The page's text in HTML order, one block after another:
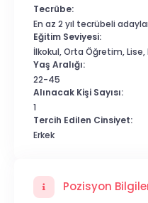
Tecrübe:
En az 2 yıl tecrübeli
Eğitim Seviyesi:
İlkokul, Orta Öğretim, Lise,
Yaş Aralığı:
22-45
Alınacak Kişi Sayısı:
1
Tercih Edilen Cinsiyet:
Erkek
Pozisyon